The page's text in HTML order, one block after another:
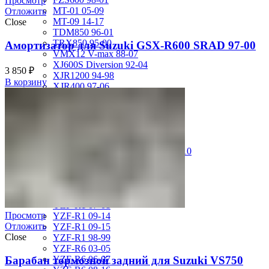
MT-01 05-09
MT-09 14-17
TDM850 96-01
TRX850 95-00
VMX12 V-max 88-07
XJ600S Diversion 92-04
XJR1200 94-98
XJR400 97-06
XVZ1300 Royal Star Venture 01-10
YZF-R1 02-03
YZF-R1 09-14
YZF-R1 09-15
YZF-R1 98-99
YZF-R6 03-05
YZF-R6 06-07
Отложить
Close
Амортизатор для Suzuki GSX-R600 SRAD 97-00
3 850 ₽
В корзину
Просмотр
Отложить
Close
Барабан тормозной задний для Suzuki VS750